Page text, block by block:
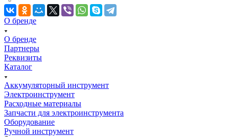
О бренде
О бренде
Партнеры
Реквизиты
Каталог
Аккумуляторный инструмент
Электроинструмент
Расходные материалы
Запчасти для электроинструмента
Оборудование
Ручной инструмент